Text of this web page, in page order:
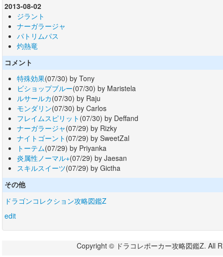
2013-08-02
ジラント
ナーガラージャ
パトリムパス
灼熱竜
コメント
特殊効果(07/30) by Tony
ビショップブルー(07/30) by Maristela
ルサールカ(07/30) by Raju
モンダリン(07/30) by Carlos
フレイムスピリット (07/30) by Deffand
ナーガラージャ(07/29) by Rizky
ナイトゴーント (07/29) by SweetZal
トーテム(07/29) by Priyanka
炎属性ノーマル+(07/29) by Jaesan
スキルスイーツ(07/29) by Gictha
その他
ドラゴンコレクション攻略図鑑Z
edit
Copyright © ドラコレポーカー攻略図鑑Z. All